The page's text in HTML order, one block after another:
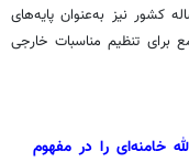
کشور نیز به‌عنوان پایه‌های
برای تنظیم مناسبات خارجی
خامنه‌ای را در مفهوم